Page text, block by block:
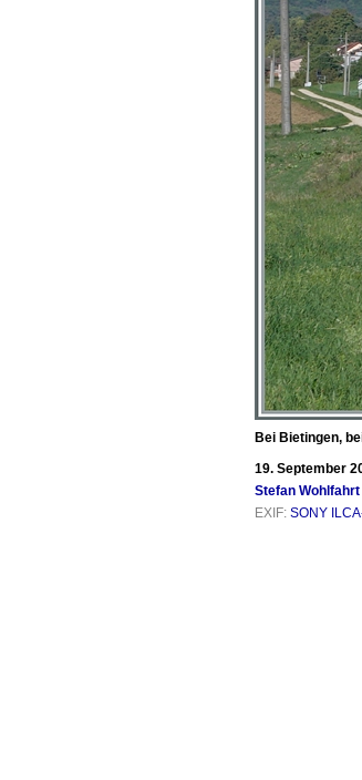
Bei Bietingen,
19. September
Stefan Wohlfahrt
EXIF: SONY